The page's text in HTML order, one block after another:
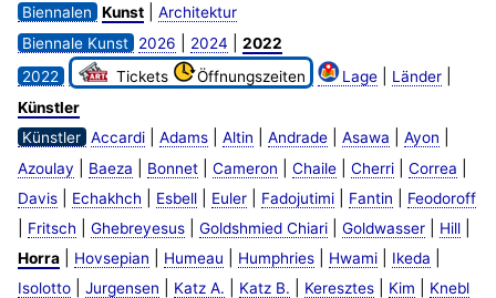
Biennalen Kunst| Architektur
Biennale Kunst
2026 2024
2022
2022
Tickets Öffnungszeiten Lage| Länder|
Künstler
Künstler Accardi| Adams| Altin Andrade| Asawa Ayon
Azoulay Baeza Bonnet| Cameron Chaile| Cherri| Correa
Davis| Echakhch Esbell| Euler| Fadojutimi| Fantin Feodoroff
Fritsch Ghebreyesus| Goldshmied Chiari| Goldwasser| Hill|
Horra| Hovsepian Humeau Humphries| Hwami| Ikeda
Isolotto| Jurgensen Katz A. Katz B. Keresztes| Kim
Knebl